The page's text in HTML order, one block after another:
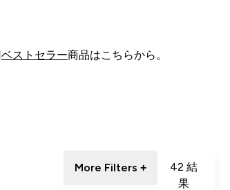
ベストセラー商品はこちらから。
More Filters +
42 結
果